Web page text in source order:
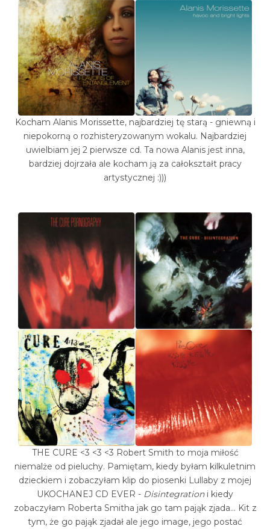
Kocham Alanis Morissette, najbardziej tę starą - gniewną i
niepokorną o rozhisteryzowanym wokalu. Najbardziej
uwielbiam jej 2 pierwsze cd. Ta nowa Alanis jest inna,
bardziej dojrzała ale kocham ją za całokształt pracy
artystycznej :)))
THE CURE <3 <3 <3 Robert Smith to moja miłość
niemalże od pieluchy. Pamiętam, kiedy byłam kilkuletnim
dzieckiem i zobaczyłam klip do piosenki Lullaby z mojej
UKOCHANEJ CD EVER - Disintegrationi kiedy
zobaczyłam Roberta Smitha jak go tam pająk zjada... Kit z
tym, że go pająk zjadał ale jego image, jego postać